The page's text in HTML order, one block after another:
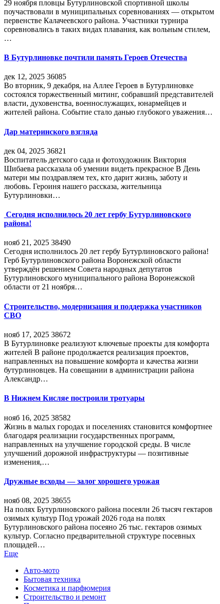
29 ноября пловцы Бутурлиновской спортивной школы
поучаствовали в муниципальных соревнованиях — открытом
первенстве Калачеевского района. Участники турнира
соревновались в таких видах плавания, как вольным стилем,
…
В Бутурлиновке почтили память Героев Отечества
дек 12, 2025 36085
Во вторник, 9 декабря, на Аллее Героев в Бутурлиновке
состоялся торжественный митинг, собравший представителей
власти, духовенства, военнослужащих, юнармейцев и
жителей района. Событие стало данью глубокого уважения…
Дар материнского взгляда
дек 04, 2025 36821
Воспитатель детского сада и фотохудожник Виктория
Шибаева рассказала об умении видеть прекрасное В День
матери мы поздравляем тех, кто дарит жизнь, заботу и
любовь. Героиня нашего рассказа, жительница
Бутурлиновки…
Сегодня исполнилось 20 лет гербу Бутурлиновского
района!
нояб 21, 2025 38490
Сегодня исполнилось 20 лет гербу Бутурлиновского района!
Герб Бутурлиновского района Воронежской области
утверждён решением Совета народных депутатов
Бутурлиновского муниципального района Воронежской
области от 21 ноября…
Строительство, модернизация и поддержка участников
СВО
нояб 17, 2025 38672
В Бутурлиновке реализуют ключевые проекты для комфорта
жителей В районе продолжается реализация проектов,
направленных на повышение комфорта и качества жизни
бутурлиновцев. На совещании в администрации района
Александр…
В Нижнем Кисляе построили тротуары
нояб 16, 2025 38582
Жизнь в малых городах и поселениях становится комфортнее
благодаря реализации государственных программ,
направленных на улучшение городской среды. В числе
улучшений дорожной инфраструктуры — позитивные
изменения,…
Дружные всходы — залог хорошего урожая
нояб 08, 2025 38655
На полях Бутурлиновского района посеяли 26 тысяч гектаров
озимых культур Под урожай 2026 года на полях
Бутурлиновского района посеяно 26 тыс. гектаров озимых
культур. Согласно предварительной структуре посевных
площадей…
Еще
Авто-мото
Бытовая техника
Косметика и парфюмерия
Строительство и ремонт